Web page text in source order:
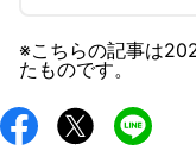
※こちらの記事は
たものです。